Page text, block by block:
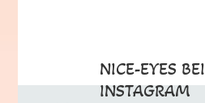
NICE-EYES BEI
INSTAGRAM